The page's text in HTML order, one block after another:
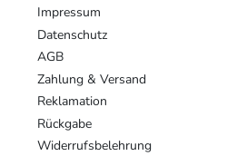
Impressum
Datenschutz
AGB
Zahlung & Versand
Reklamation
Rückgabe
Widerrufsbelehrung